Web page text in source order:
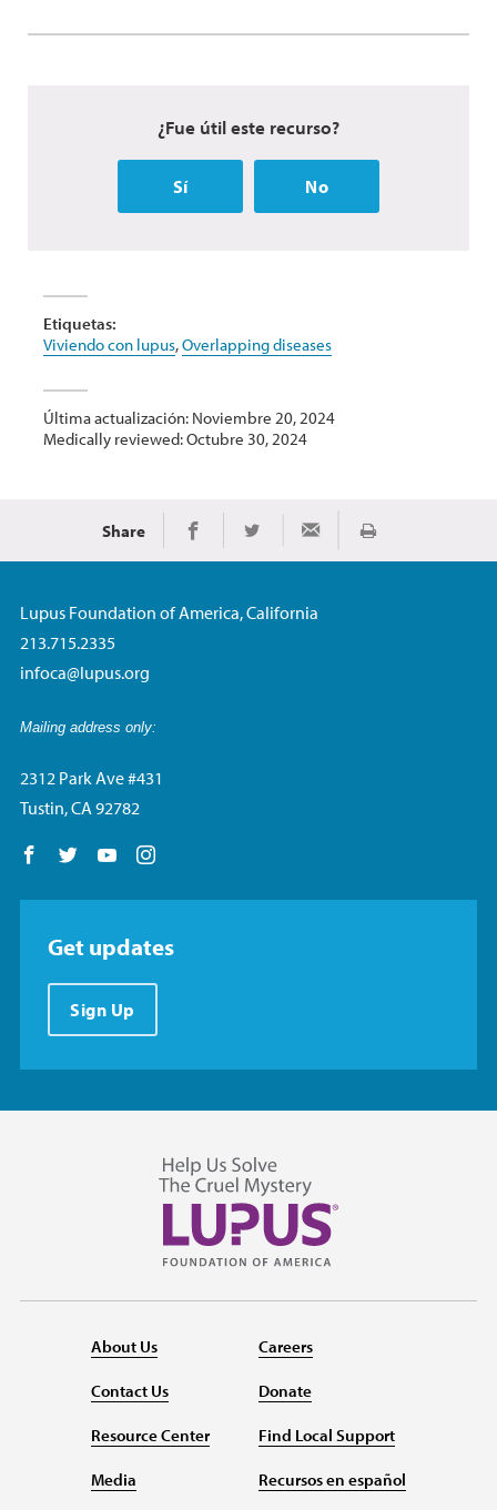
¿Fue útil este recurso?
Sí No
Etiquetas:
Viviendo con lupus,Overlapping diseases
Última actualización: Noviembre 20, 2024
Medically reviewed: Octubre 30, 2024
Share Share on Facebook
Share on TwitterShare via EmailImprimir
Lupus Foundation of America, California
213.715.2335
infoca@lupus.org
Mailing address only:
2312 Park Ave #431
Tustin, CA 92782
Follow us on Facebook
Follow us on Twitter
Follow us on YouTube
Get updates
Sign Up
About Us
Contact Us
Resource Center
Media
Careers
Donate
Find Local Support
Recursos en español